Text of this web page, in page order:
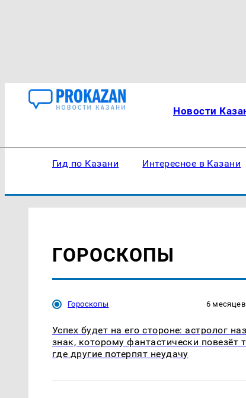
Новости
Гид по Казани Интересное в Казани
ГОРОСКОПЫ
Гороскопы 6
Успех будет на его стороне: астролог
знак, которому фантастически повезёт
где другие потерпят неудачу